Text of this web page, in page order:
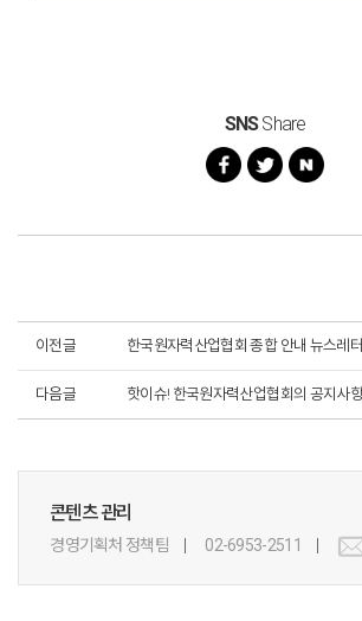
SNSShare
이전글 한국원자력산업협회 종합 안내 뉴스레
다음글
콘텐츠 관리
경영기획처 정책팀 02-6953-2511